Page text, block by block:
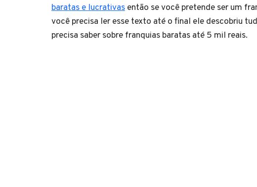
baratas e lucrativas então se você pretende ser um
você precisa ler esse texto até o final ele descobriu
precisa saber sobre franquias baratas até 5 mil reais.